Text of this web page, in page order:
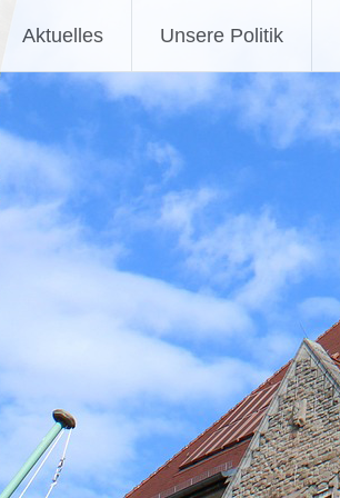
Aktuelles Unsere Politik